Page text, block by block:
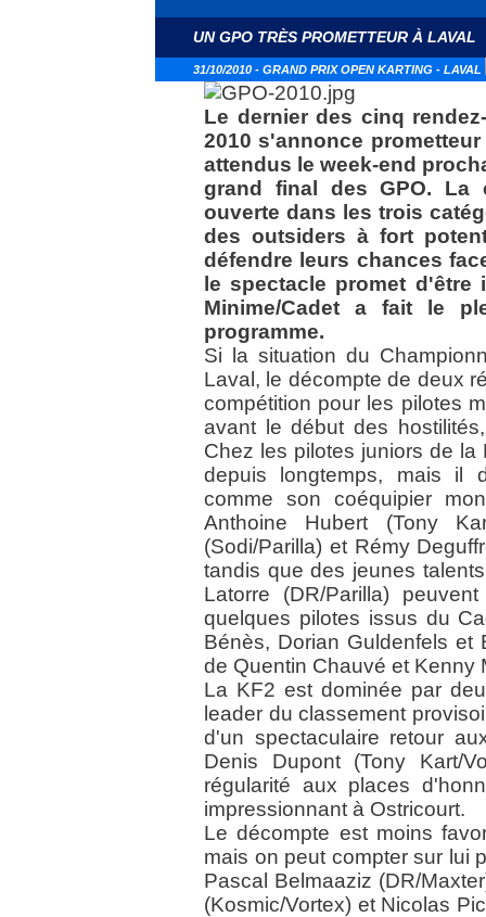
UN GPO TRÈS PROMETTEUR À LAVAL
31/10/2010 - GRAND PRIX OPEN KARTING - LAVAL
Le dernier des cinq
2010 s'annonce
attendus le week-end
grand final des GPO. La
ouverte dans les trois
des outsiders à fort
défendre leurs chances
le spectacle promet d'être
Minime/Cadet a fait le
programme.
Si la situation du
Laval, le décompte de deux
compétition pour les pilotes
avant le début des
Chez les pilotes juniors de la
depuis longtemps, mais il
comme son coéquipier
Anthoine Hubert (Tony
(Sodi/Parilla) et Rémy
tandis que des jeunes
Latorre (DR/Parilla)
quelques pilotes issus du
Bénès, Dorian Guldenfels
de Quentin Chauvé et Kenny
La KF2 est dominée par
leader du classement
d'un spectaculaire retour
Denis Dupont (Tony Kart/
régularité aux places
impressionnant à Ostricourt.
Le décompte est moins
mais on peut compter sur lui
Pascal Belmaaziz (DR/
(Kosmic/Vortex) et Nicolas